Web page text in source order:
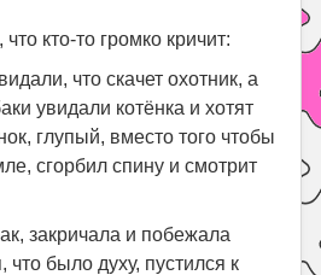
кто-то громко кричит:
что скачет охотник, а
увидали котёнка и хотят
глупый, вместо того чтобы
сгорбил спину и смотрит
закричала и побежала
что было духу, пустился к